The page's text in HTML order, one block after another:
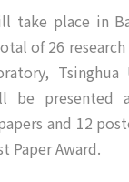
take place in
of 26
be presented
and 12
Paper Award.